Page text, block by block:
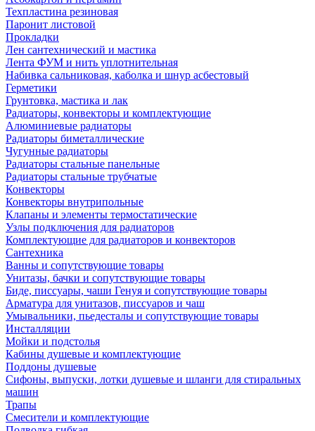
Техпластина резиновая
Паронит листовой
Прокладки
Лен сантехнический и мастика
Лента ФУМ и нить уплотнительная
Набивка сальниковая, каболка и шнур асбестовый
Герметики
Грунтовка, мастика и лак
Радиаторы, конвекторы и комплектующие
Алюминиевые радиаторы
Радиаторы биметаллические
Чугунные радиаторы
Радиаторы стальные панельные
Радиаторы стальные трубчатые
Конвекторы
Конвекторы внутрипольные
Клапаны и элементы термостатические
Узлы подключения для радиаторов
Комплектующие для радиаторов и конвекторов
Сантехника
Ванны и сопутствующие товары
Унитазы, бачки и сопутствующие товары
Биде, писсуары, чаши Генуя и сопутствующие товары
Арматура для унитазов, писсуаров и чаш
Умывальники, пьедесталы и сопутствующие товары
Инсталляции
Мойки и подстолья
Кабины душевые и комплектующие
Поддоны душевые
Сифоны, выпуски, лотки душевые и шланги для стиральных
машин
Трапы
Смесители и комплектующие